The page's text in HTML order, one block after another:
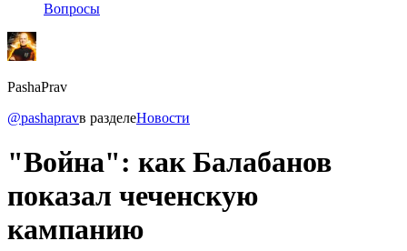
Вопросы
PashaPrav
@pashapravв разделеНовости
"Война": как Балабанов
показал чеченскую
кампанию